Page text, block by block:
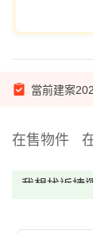
當前建案
在售物件
我想找近捷